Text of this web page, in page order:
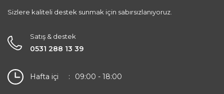
Sizlere kaliteli destek sunmak için sabırsızlanıyoruz.
Satış & destek
0531 288 13 39
Hafta içi 09:00 - 18:00